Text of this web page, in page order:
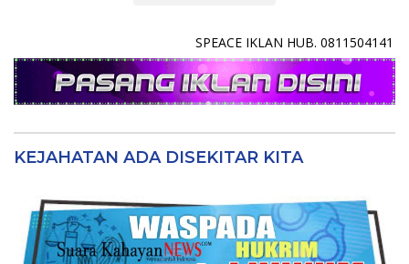
SPEACE IKLAN HUB. 0811504141
KEJAHATAN ADA DISEKITAR KITA